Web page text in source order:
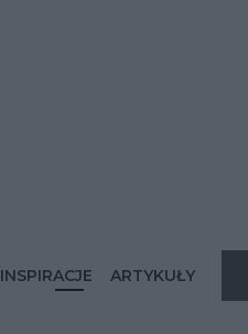
INSPIRACJE ARTYKUŁY